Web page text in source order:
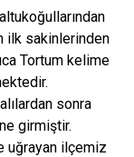
ilk sakinlerinden
Tortum kelime
sonra
girmiştir.
uğrayan ilçemiz